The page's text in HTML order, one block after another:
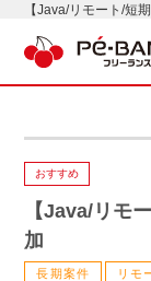
【Java/リモート/短
おすすめ
【Java/リモ
加
長期案件 リモ